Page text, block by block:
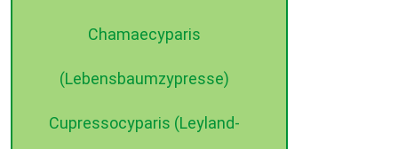
Chamaecyparis
(Lebensbaumzypresse)
Cupressocyparis (Leyland-